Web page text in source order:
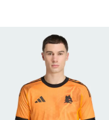
lista de deseos